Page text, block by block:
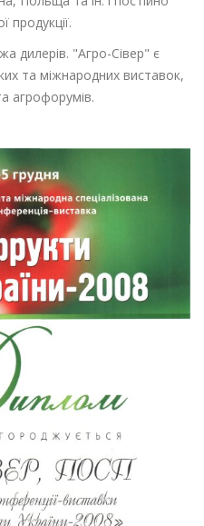
дилерів. "Агро-Сівер" є
та міжнародних виставок,
агрофорумів.